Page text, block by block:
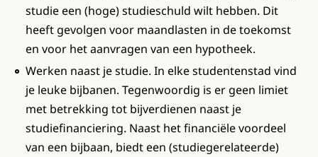
studie een (hoge) studieschuld wilt hebben. Dit
heeft gevolgen voor maandlasten in de toekomst
en voor het aanvragen van een hypotheek.
Werken naast je studie. In elke studentenstad vind
je leuke bijbanen. Tegenwoordig is er geen limiet
met betrekking tot bijverdienen naast je
studiefinanciering. Naast het financiële voordeel
van een bijbaan, biedt een (studiegerelateerde)